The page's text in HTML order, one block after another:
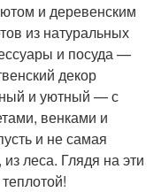
и деревенским
из натуральных
и посуда —
декор
и уютный — с
венками и
и не самая
леса. Глядя на эти